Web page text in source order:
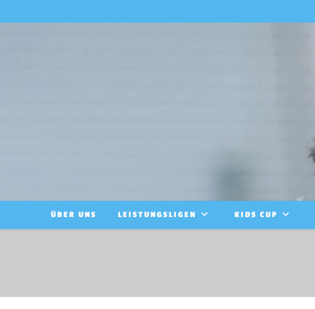
ÜBER UNS LEISTUNGSLIGEN KIDS CUP